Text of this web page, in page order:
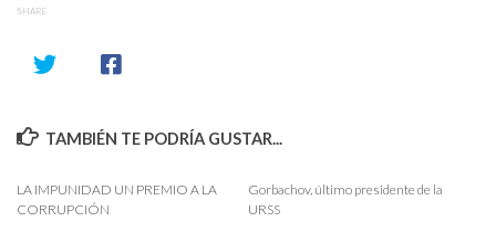
SHARE
TAMBIÉN TE PODRÍA GUSTAR...
LA IMPUNIDAD UN PREMIO A LA
CORRUPCIÓN
Gorbachov, último presidente de la
URSS